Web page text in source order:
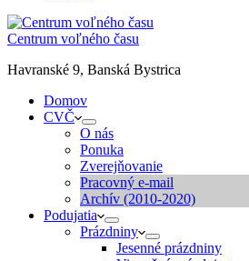
Centrum voľného času
Havranské 9, Banská Bystrica
Domov
CVČ
O nás
Ponuka
Zverejňovanie
Pracovný e-mail
Archív (2010-2020)
Podujatia
Prázdniny
Jesenné prázdniny